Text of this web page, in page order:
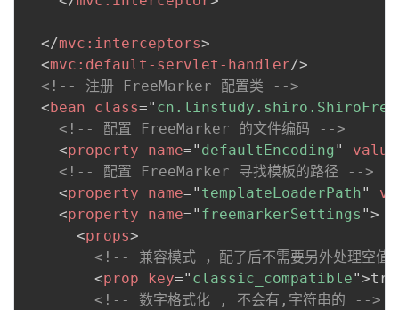
</mvc: interceptors>
<mvc: default-servlet-handler/>
<!-- 注册 FreeMarker 配置类 -->
< bean class="
<!-- 配置 FreeMarker 的文件编码 -->
<property name=" defaultEncoding " value
<!-- 配置 FreeMarker 寻找模板的路径 -->
<property name=" templateLoaderPath"
<property name=" freemarkerSettings ">
<props>
<!-- 兼容模式 ，配了后不需要另外处理空值
<prop key=" classic_compatible">
<!-- 数字格式化 , 不会有,字符串的 -->